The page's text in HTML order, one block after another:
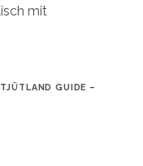
mit
GUIDE –